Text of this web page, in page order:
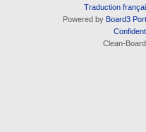
Traduction
Powered by Board3
Clean-